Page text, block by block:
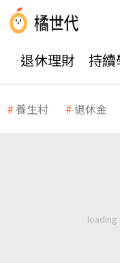
退休理財 持續
養生村 退休金